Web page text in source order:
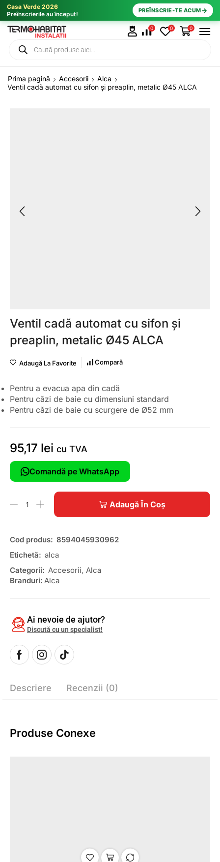
Casa Verde 2026
Preînscrierile au început!
PREÎNSCRIE-TE ACUM→
0 0 0
Prima pagină Accesorii
Alca
Ventil cadă automat cu sifon și preaplin, metalic Ø45 ALCA
Ventil cadă automat cu sifon și
preaplin, metalic Ø45 ALCA
Adaugă La Favorite Compară
Pentru a evacua apa din cadă
Pentru căzi de baie cu dimensiuni standard
Pentru căzi de baie cu scurgere de Ø52 mm
95,17 lei cu TVA
Comandă pe WhatsApp
Adaugă În Coș
Cod produs: 8594045930962
Etichetă: alca
Categorii: Accesorii, Alca
Branduri: Alca
Ai nevoie de ajutor?
Discută cu un specialist!
Descriere Recenzii (0)
Produse Conexe